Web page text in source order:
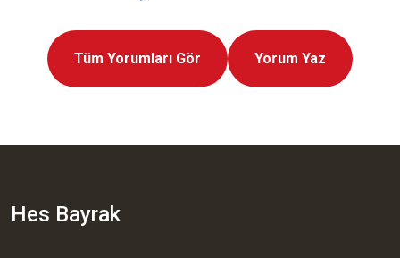
Tüm Yorumları Gör Yorum Yaz
Hes Bayrak